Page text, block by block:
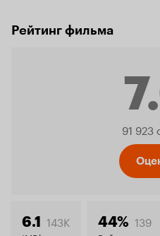
Рейтинг фильма
91 923
6.1 143K 44% 139